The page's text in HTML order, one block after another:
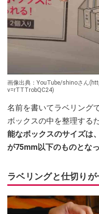
画像出典：YouTube/shinoさん
v=rTTTrobQC24)
名前を書いてラベリング
ボックスの中を整理する
能なボックスのサイズは
が75mm以下のものとなっ
ラベリングと仕切りが